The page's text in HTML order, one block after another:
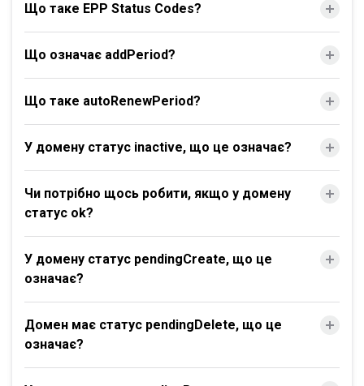
Що таке EPP Status Codes?
Що означає addPeriod?
Що таке autoRenewPeriod?
У домену статус inactive, що це означає?
Чи потрібно щось робити, якщо у домену
статус ok?
У домену статус pendingCreate, що це
означає?
Домен має статус pendingDelete, що це
означає?